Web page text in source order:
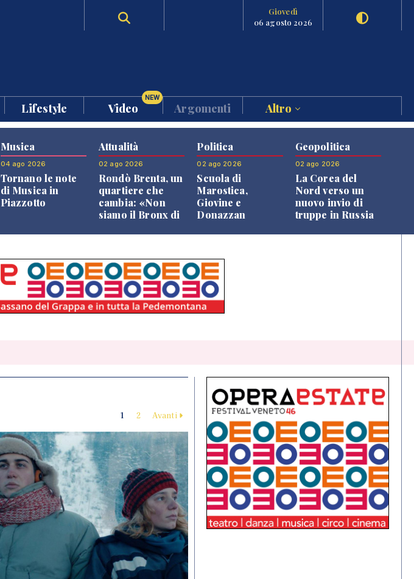
Giovedì
06 agosto 2026
Lifestyle Video
NEW
Argomenti Altro
Musica
04 ago 2026
Tornano le note
di Musica in
Piazzotto
Attualità
02 ago 2026
Rondò Brenta, un
quartiere che
cambia: «Non
siamo il Bronx di
Politica
02 ago 2026
Scuola di
Marostica,
Giovine e
Donazzan
Geopolitica
02 ago 2026
La Corea del
Nord verso un
nuovo invio di
truppe in Russia
1 2 Avanti